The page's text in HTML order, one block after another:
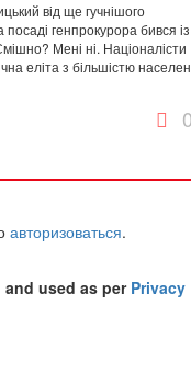
від ще гучнішого
генпрокурора бився із
Мені ні. Націоналісти
еліта з більшістю
авторизоваться.
used as per Privacy